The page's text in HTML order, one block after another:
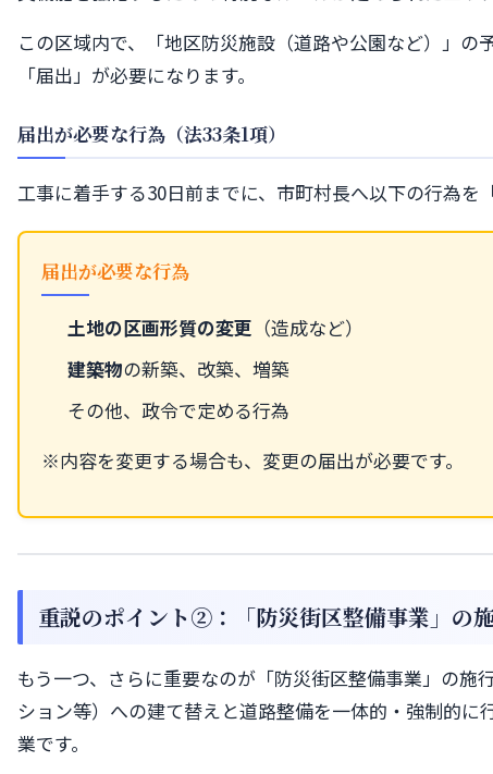
この区域内で、「地区防災施設（道路や公園など）」
「届出」が必要になります。
届出が必要な行為（法33条1項）
工事に着手する30日前までに、市町村長へ以下の行為を
届出が必要な行為
土地の区画形質の変更 （造成など）
建築物の新築、改築、増築
その他、政令で定める行為
※内容を変更する場合も、変更の届出が必要です。
重説のポイント②：「防災街区整備事業」の
もう一つ、さらに重要なのが「防災街区整備事業」の
ション等）への建て替えと道路整備を一体的・強制的
業です。